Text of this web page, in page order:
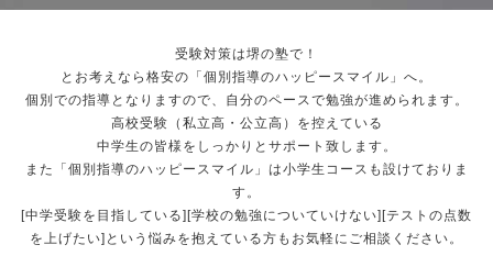
受験対策は堺の塾で！
とお考えなら格安の「個別指導のハッピースマイル」へ。
個別での指導となりますので、自分のペースで勉強が進められます。
高校受験（私立高・公立高）を控えている
中学生の皆様をしっかりとサポート致します。
また「個別指導のハッピースマイル」は小学生コースも設けておりま
す。
[中学受験を目指している][学校の勉強についていけない][テストの点数
を上げたい]という悩みを抱えている方もお気軽にご相談ください。